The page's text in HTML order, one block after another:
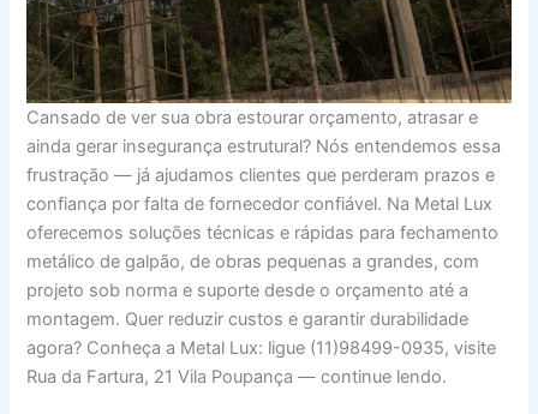
Cansado de ver sua obra estourar orçamento, atrasar e
ainda gerar insegurança estrutural? Nós entendemos essa
frustração — já ajudamos clientes que perderam prazos e
confiança por falta de fornecedor confiável. Na Metal Lux
oferecemos soluções técnicas e rápidas para fechamento
metálico de galpão, de obras pequenas a grandes, com
projeto sob norma e suporte desde o orçamento até a
montagem. Quer reduzir custos e garantir durabilidade
agora? Conheça a Metal Lux: ligue (11)98499-0935, visite
Rua da Fartura, 21 Vila Poupança — continue lendo.